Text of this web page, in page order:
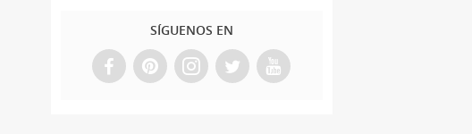
SÍGUENOS EN